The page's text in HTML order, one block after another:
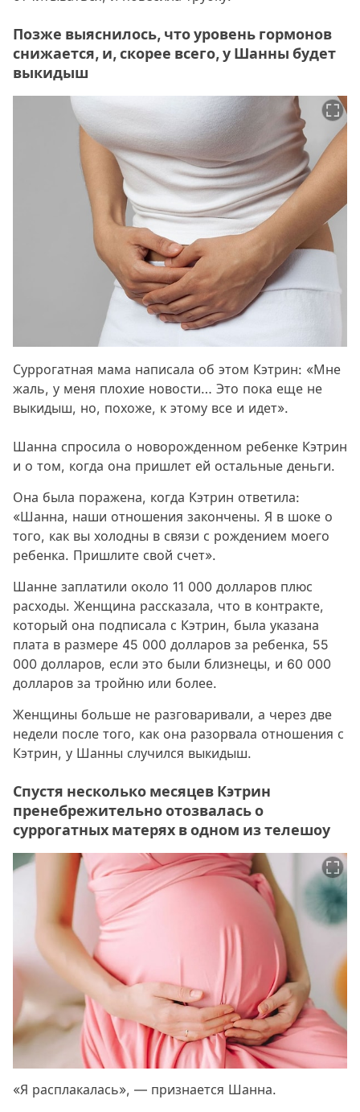
Позже выяснилось, что уровень гормонов
снижается, и, скорее всего, у Шанны будет
выкидыш
Суррогатная мама написала об этом Кэтрин: «Мне
жаль, у меня плохие новости… Это пока еще не
выкидыш, но, похоже, к этому все и идет».
Шанна спросила о новорожденном ребенке Кэтрин
и о том, когда она пришлет ей остальные деньги.
Она была поражена, когда Кэтрин ответила:
«Шанна, наши отношения закончены. Я в шоке о
того, как вы холодны в связи с рождением моего
ребенка. Пришлите свой счет».
Шанне заплатили около 11 000 долларов плюс
расходы. Женщина рассказала, что в контракте,
который она подписала с Кэтрин, была указана
плата в размере 45 000 долларов за ребенка, 55
000 долларов, если это были близнецы, и 60 000
долларов за тройню или более.
Женщины больше не разговаривали, а через две
недели после того, как она разорвала отношения с
Кэтрин, у Шанны случился выкидыш.
Спустя несколько месяцев Кэтрин
пренебрежительно отозвалась о
суррогатных матерях в одном из телешоу
«Я расплакалась», — признается Шанна.